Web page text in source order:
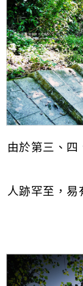
由於第三、四
人跡罕至，易